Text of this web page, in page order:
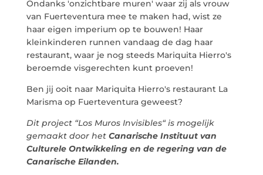
Ondanks 'onzichtbare muren' waar zij als vrouw
van Fuerteventura mee te maken had, wist ze
haar eigen imperium op te bouwen! Haar
kleinkinderen runnen vandaag de dag haar
restaurant, waar je nog steeds Mariquita Hierro's
beroemde visgerechten kunt proeven!
Ben jij ooit naar Mariquita Hierro's restaurant La
Marisma op Fuerteventura geweest?
Dit project “Los Muros Invisibles“ is mogelijk
gemaakt door het Canarische Instituut van
Culturele Ontwikkeling en de regering van de
Canarische Eilanden.